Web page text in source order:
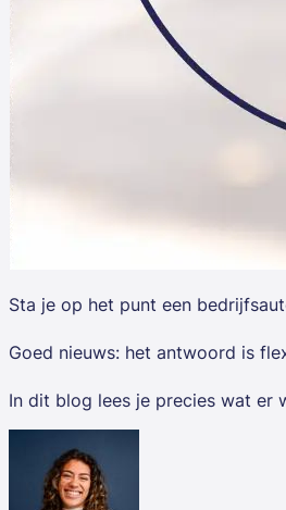
Sta je op het punt een
Goed nieuws: het antwoord is
In dit blog lees je precies wat er